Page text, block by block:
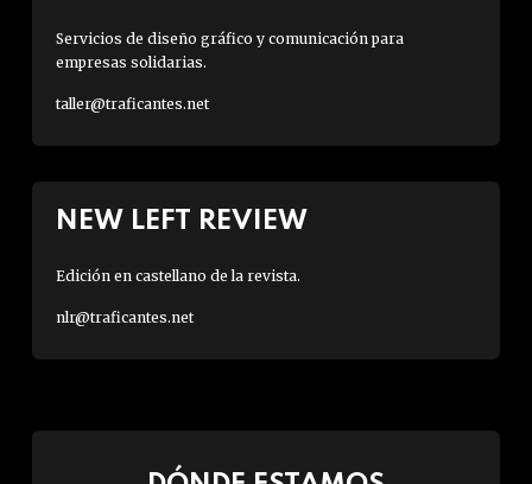
Servicios de diseño gráfico y comunicación para
empresas solidarias.
taller@traficantes.net
NEW LEFT REVIEW
Edición en castellano de la revista.
nlr@traficantes.net